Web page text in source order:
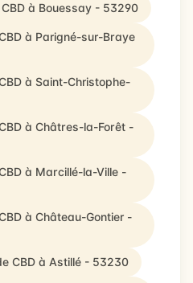
à Bouessay - 53290
à Parigné-sur-Braye
à Saint-Christophe-
à Châtres-la-Forêt -
à Marcillé-la-Ville -
à Château-Gontier -
CBD à Astillé - 53230